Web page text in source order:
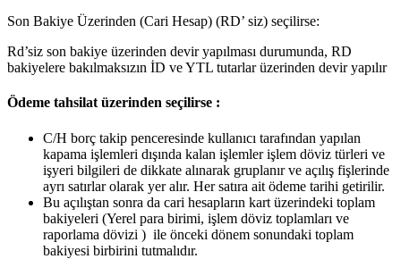
Son Bakiye Üzerinden (Cari Hesap) (RD’ siz) seçilirse:
Rd’siz son bakiye üzerinden devir yapılması durumunda, RD
bakiyelere bakılmaksızın İD ve YTL tutarlar üzerinden devir yapılır
Ödeme tahsilat üzerinden seçilirse :
C/H borç takip penceresinde kullanıcı tarafından yapılan
kapama işlemleri dışında kalan işlemler işlem döviz türleri ve
işyeri bilgileri de dikkate alınarak gruplanır ve açılış fişlerinde
ayrı satırlar olarak yer alır. Her satıra ait ödeme tarihi getirilir.
Bu açılıştan sonra da cari hesapların kart üzerindeki toplam
bakiyeleri (Yerel para birimi, işlem döviz toplamları ve
raporlama dövizi ) ile önceki dönem sonundaki toplam
bakiyesi birbirini tutmalıdır.